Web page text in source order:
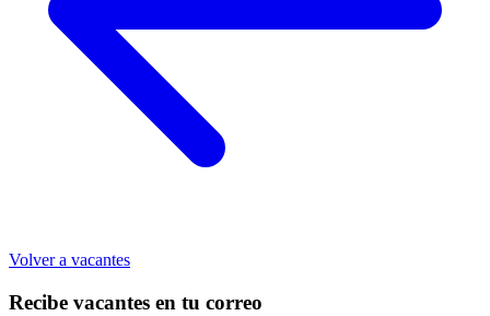
Volver a vacantes
Recibe vacantes en tu correo